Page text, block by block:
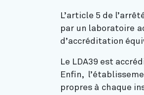
L’article 5 de
par un laboratoire
d’accréditation
Le LDA39 est
Enfin,
propres à chaque